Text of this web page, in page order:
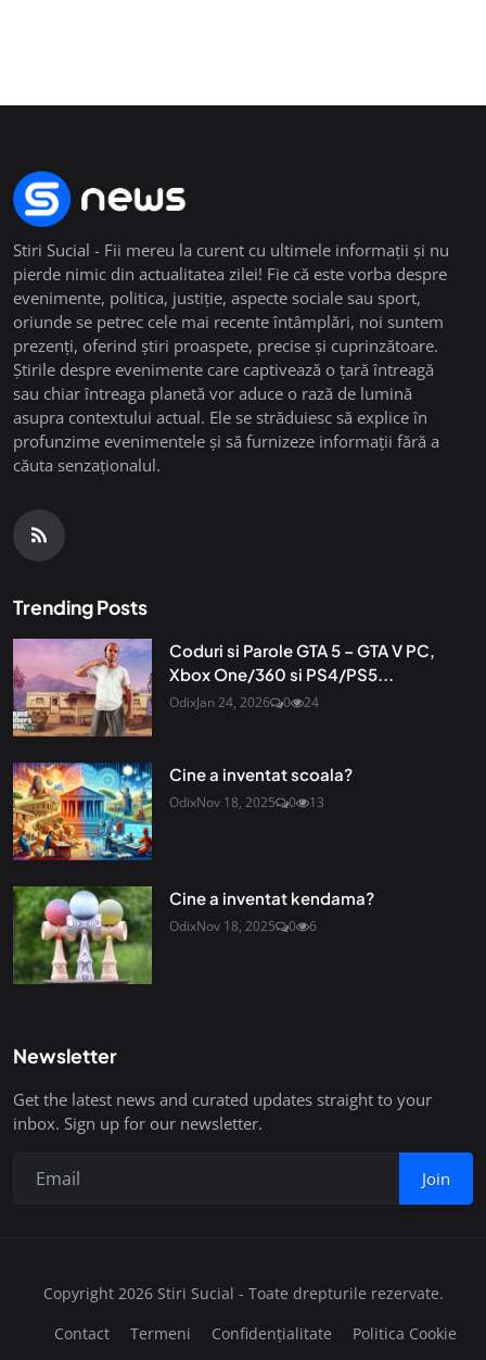
Stiri Sucial - Fii mereu la curent cu ultimele informații și nu
pierde nimic din actualitatea zilei! Fie că este vorba despre
evenimente, politica, justiție, aspecte sociale sau sport,
oriunde se petrec cele mai recente întâmplări, noi suntem
prezenți, oferind știri proaspete, precise și cuprinzătoare.
Știrile despre evenimente care captivează o țară întreagă
sau chiar întreaga planetă vor aduce o rază de lumină
asupra contextului actual. Ele se străduiesc să explice în
profunzime evenimentele și să furnizeze informații fără a
căuta senzaționalul.
Trending Posts
Coduri si Parole GTA 5 – GTA V PC,
Xbox One/360 si PS4/PS5...
OdixJan 24, 2026 0 24
Cine a inventat scoala?
OdixNov 18, 2025 0 13
Cine a inventat kendama?
OdixNov 18, 2025 0 6
Newsletter
Get the latest news and curated updates straight to your
inbox. Sign up for our newsletter.
Join
Copyright 2026 Stiri Sucial - Toate drepturile rezervate.
Contact
Termeni Confidențialitate Politica Cookie